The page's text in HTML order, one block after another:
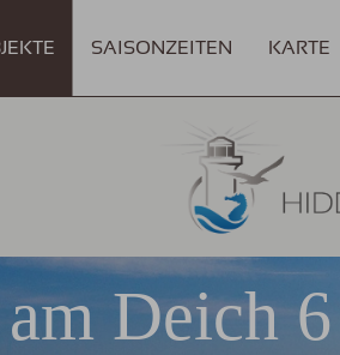
SAISONZEITEN KARTE
Deich 6